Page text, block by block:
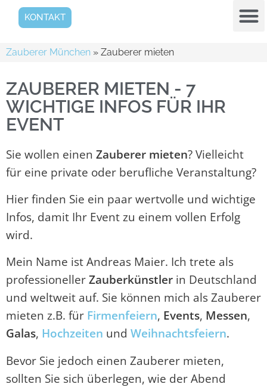
KONTAKT
Zauberer München » Zauberer mieten
ZAUBERER MIETEN - 7
WICHTIGE INFOS FÜR IHR
EVENT
Sie wollen einen Zauberer mieten? Vielleicht
für eine private oder berufliche Veranstaltung?
Hier finden Sie ein paar wertvolle und wichtige
Infos, damit Ihr Event zu einem vollen Erfolg
wird.
Mein Name ist Andreas Maier. Ich trete als
professionellerZauberkünstler in Deutschland
und weltweit auf. Sie können mich als Zauberer
mieten z.B. für Firmenfeiern, Events, Messen,
Galas, Hochzeiten und Weihnachtsfeiern.
Bevor Sie jedoch einen Zauberer mieten,
sollten Sie sich überlegen, wie der Abend